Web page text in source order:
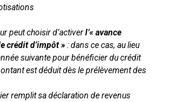
peut choisir d’activerl’« avance
crédit d’impôt » : dans ce cas, au lieu
suivante pour bénéficier du crédit
est déduit dès le prélèvement des
remplit sa déclaration de revenus